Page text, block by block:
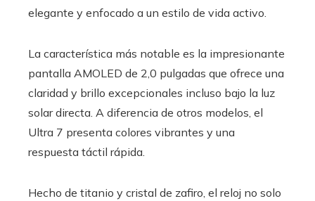
elegante y enfocado a un estilo de vida activo.
La característica más notable es la impresionante
pantalla AMOLED de 2,0 pulgadas que ofrece una
claridad y brillo excepcionales incluso bajo la luz
solar directa. A diferencia de otros modelos, el
Ultra 7 presenta colores vibrantes y una
respuesta táctil rápida.
Hecho de titanio y cristal de zafiro, el reloj no solo